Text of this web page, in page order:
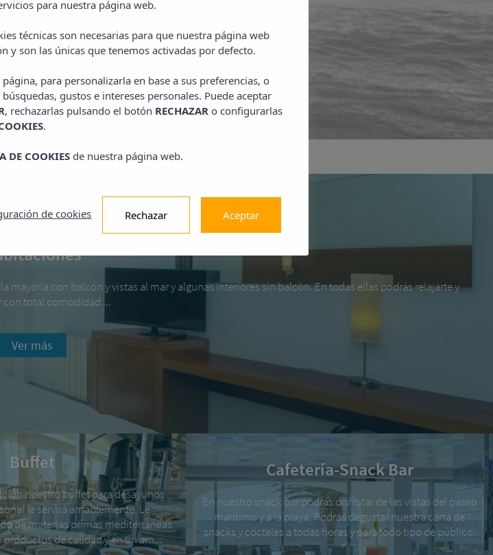
con balcón y vistas al mar y algunas interiores sin balcón. En todas ellas podrás relajarte y
con total comodidad ...
Ver más
Buffet
nuestro buffet para desayunos
le servirá amablemente. Le
de materias primas mediterráneas
de calidad y en un am...
Cafetería-Snack Bar
En nuestro snack bar podrás disfrutar de las vistas del paseo
marítimo y a la playa. Podrás degustar nuestra carta de
snacks y cócteles a todas horas y para todo tipo de público.
para nuestra página web.
técnicas son necesarias para que nuestra página web
y son las únicas que tenemos activadas por defecto.
para personalizarla en base a sus preferencias, o
gustos e intereses personales. Puede aceptar
, rechazarlas pulsando el botón RECHAZARo configurarlas
.
DE COOKIESde nuestra página web.
de cookies Rechazar Aceptar